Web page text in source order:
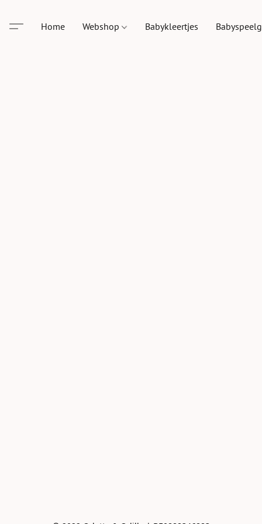
Home Webshop Babykleertjes